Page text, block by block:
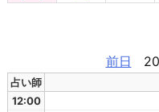
前日
占い師
12:00